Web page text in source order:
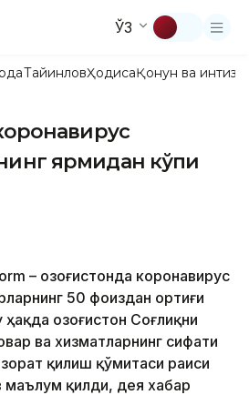
ЎЗ
ТайинловҲодисаҚонун ва
ярмидан кўпи
– Қозоғистонда коронавирус
50 фоиздан ортиғи
Қозоғистон Соғлиқни
ва хизматларнинг сифати
қилиш қўмитаси раиси
маълум қилди, дея хабар